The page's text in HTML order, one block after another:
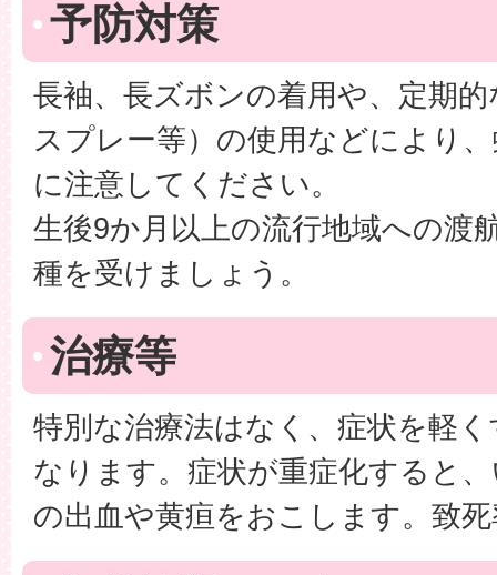
予防対策
長袖、長ズボンの着用や、定期
スプレー等）の使用などにより
に注意してください。
生後9か月以上の流行地域への渡
種を受けましょう。
治療等
特別な治療法はなく、症状を軽
なります。症状が重症化すると
の出血や黄疸をおこします。致